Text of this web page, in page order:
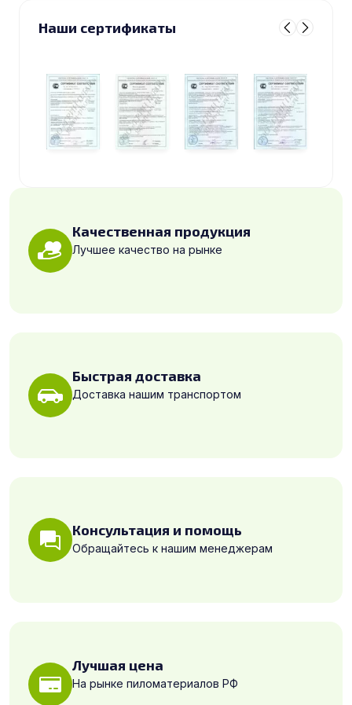
Наши сертификаты
Качественная продукция
Лучшее качество на рынке
Быстрая доставка
Доставка нашим транспортом
Консультация и помощь
Обращайтесь к нашим менеджерам
Лучшая цена
На рынке пиломатериалов РФ